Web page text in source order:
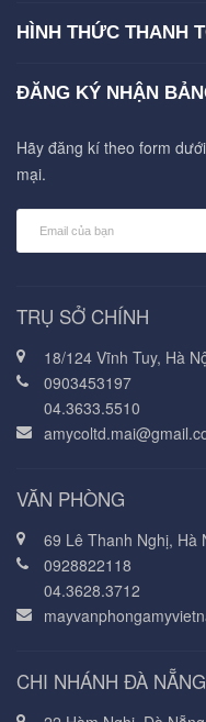
HÌNH THỨC THANH
ĐĂNG KÝ NHẬN
Hãy đăng kí theo form
mại.
TRỤ SỞ CHÍNH
18/124 Vĩnh Tuy, Hà
0903453197
04.3633.5510
VĂN PHÒNG
69 Lê Thanh Nghị, Hà
0928822118
04.3628.3712
CHI NHÁNH ĐÀ NẴNG